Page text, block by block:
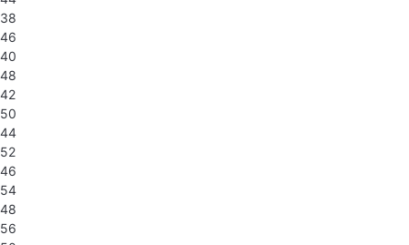
38
46
40
48
42
50
44
52
46
54
48
56